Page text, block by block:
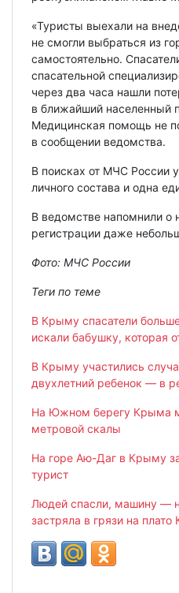
«Туристы выехали на
не смогли выбраться из
самостоятельно.
спасательной
через два часа нашли
в ближайший населенный
Медицинская помощь не
в сообщении ведомства.
В поисках от МЧС России
личного состава и одна
В ведомстве напомнили о
регистрации даже
Фото: МЧС России
Теги по теме
В Крыму спасатели
искали бабушку, которая
В Крыму участились
двухлетний ребенок — в
На Южном берегу Крыма
метровой скалы
На горе Аю-Даг в Крыму
турист
Людей спасли, машину —
застряла в грязи на